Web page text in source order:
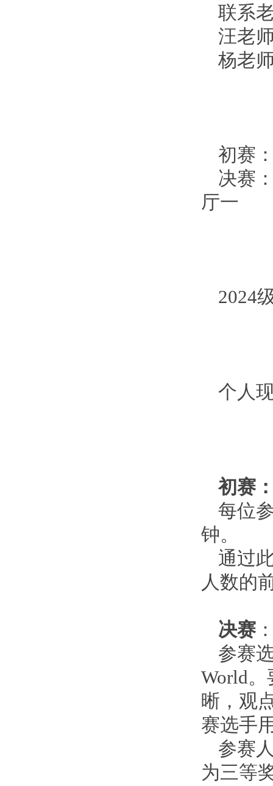
联系
汪老
杨老
初赛
决赛
厅一
2024
个人
初赛
每位
钟。
通过
人数的
决赛
参赛
World
晰，观
赛选手
参赛
为三等